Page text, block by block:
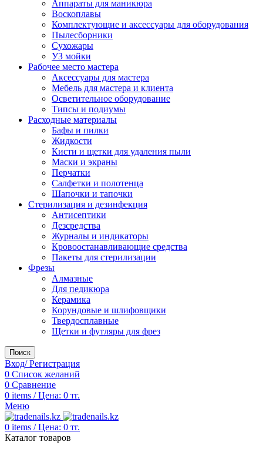
Аппараты для маникюра
Воскоплавы
Комплектующие и аксессуары для оборудования
Пылесборники
Сухожары
УЗ мойки
Рабочее место мастера
Аксессуары для мастера
Мебель для мастера и клиента
Осветительное оборудование
Типсы и подиумы
Расходные материалы
Бафы и пилки
Жидкости
Кисти и щетки для удаления пыли
Маски и экраны
Перчатки
Салфетки и полотенца
Шапочки и тапочки
Стерилизация и дезинфекция
Антисептики
Дезсредства
Журналы и индикаторы
Кровоостанавливающие средства
Пакеты для стерилизации
Фрезы
Алмазные
Для педикюра
Керамика
Корундовые и шлифовщики
Твердосплавные
Щетки и футляры для фрез
Поиск
Вход/ Регистрация
0 Список желаний
0 Сравнение
0 items / Цена: 0 тг.
Меню
0 items / Цена: 0 тг.
Каталог товаров